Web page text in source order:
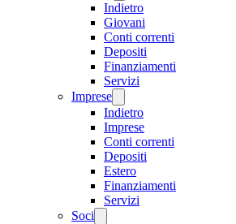
Indietro
Giovani
Conti correnti
Depositi
Finanziamenti
Servizi
Imprese
Indietro
Imprese
Conti correnti
Depositi
Estero
Finanziamenti
Servizi
Soci